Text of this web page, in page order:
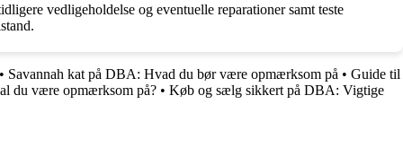
vedligeholdelse og eventuelle reparationer samt teste
• Savannah kat på DBA: Hvad du bør være opmærksom på • Guide til
du være opmærksom på? • Køb og sælg sikkert på DBA: Vigtige